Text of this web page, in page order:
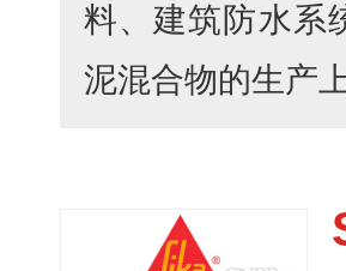
料、建筑防水系
泥混合物的生产